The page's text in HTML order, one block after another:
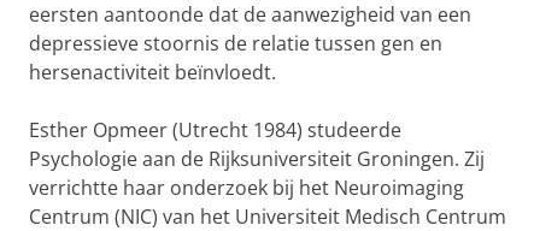
eersten aantoonde dat de aanwezigheid van een
depressieve stoornis de relatie tussen gen en
hersenactiviteit beïnvloedt.
Esther Opmeer (Utrecht 1984) studeerde
Psychologie aan de Rijksuniversiteit Groningen. Zij
verrichtte haar onderzoek bij het Neuroimaging
Centrum (NIC) van het Universiteit Medisch Centrum